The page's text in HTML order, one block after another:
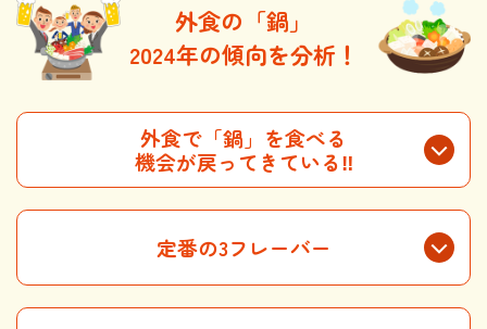
お酢ドリンク ぽん酢
みりん風・料理酒 鍋用調味料
スープ 中華
ブランド・スペシャルサイト
商品ブランドサイト
Fibee（ファイビー）
くらしプラ酢
お酢ドリンク
ミツカングループについて
企業理念
ミツカンを知る
外食の「鍋」
2024年の傾向を分析！
外食で「鍋」を食べる
機会が戻ってきている‼
定番の3フレーバー